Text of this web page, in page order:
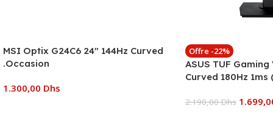
MSI Optix G24C6 24″ 144Hz Curved
.Occasion
1.300,00 Dhs
Offre -22%
ASUS TUF Gaming
Curved 180Hz 1ms
2.190,00Dhs